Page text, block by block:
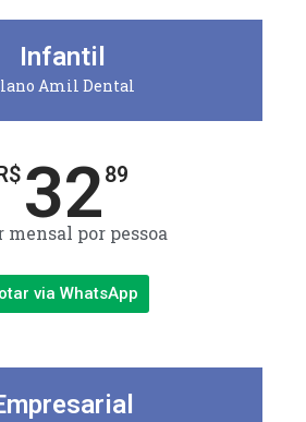
Infantil
Amil Dental
R$ 3289
mensal por pessoa
via WhatsApp